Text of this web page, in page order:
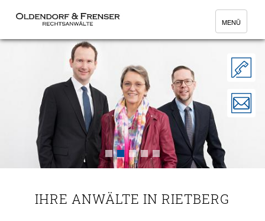
MENÜ
IHRE ANWÄLTE IN RIETBERG